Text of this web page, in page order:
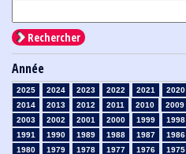
Rechercher
Année
2025 2024 2023 2022 2021 2020
2014
2013 2012 2011 2010 2009
2003
2002 2001 2000 1999 1998
1991
1990 1989 1988 1987 1986
1980
1979 1978 1977 1976 1975